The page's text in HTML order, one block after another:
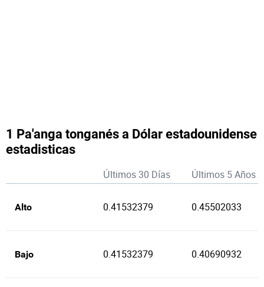
1 Pa'anga tonganés a Dólar estadounidense
estadisticas
Últimos 30 Días Últimos 5 Años
Alto 0.41532379 0.45502033
Bajo 0.41532379 0.40690932